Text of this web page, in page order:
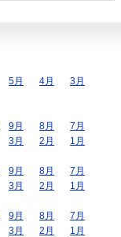
5月 4月
3月
9月 8月
7月
3月 2月
1月
9月 8月
7月
3月 2月
1月
9月 8月
7月
3月 2月
1月